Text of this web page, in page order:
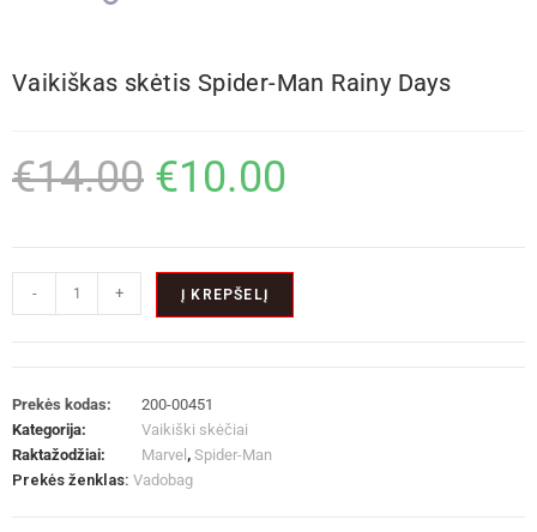
Vaikiškas skėtis Spider-Man Rainy Days
€14.00 €10.00
- + Į KREPŠELĮ
Prekės kodas:
200-00451
Kategorija:
Vaikiški skėčiai
Raktažodžiai:
Marvel , Spider-Man
Prekės ženklas: Vadobag